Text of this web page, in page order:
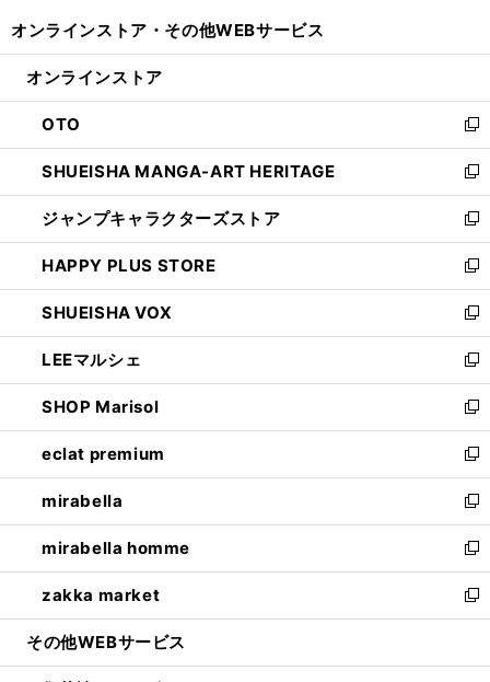
開
ン
ウ
で
開
く
ウ
ン
ド
ウ
で
開
く
オンラインストア・ その他WEBサービス
オンラインストア
OTO
新
し
い
ウ
ィ
ン
ド
ウ
で
開
く
SHUEISHA MANGA-ART HERITAGE
新
し
い
ウ
ィ
ン
ド
ウ
で
開
く
ジャンプキャラクターズストア
新
し
い
ウ
ィ
ン
ド
ウ
で
開
く
HAPPY PLUS STORE
新
し
い
ウ
ィ
ン
ド
ウ
で
開
く
SHUEISHA VOX
新
し
い
ウ
ィ
ン
ド
ウ
で
開
く
LEEマルシェ
新
し
い
ウ
ィ
ン
ド
ウ
で
開
く
SHOP Marisol
新
し
い
ウ
ィ
ン
ド
ウ
で
開
eclat premium
新
し
い
ウ
ィ
ン
ド
ウ
開
mirabella
新
し
い
ウ
ィ
ン
ウ
mirabella homme
新
し
い
ウ
ン
zakka market
新
し
ウ
その他WEBサービス